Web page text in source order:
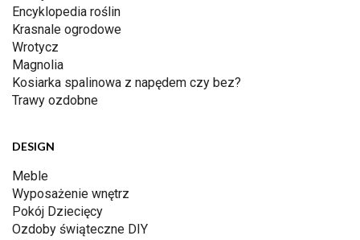
Encyklopedia roślin
Krasnale ogrodowe
Wrotycz
Magnolia
Kosiarka spalinowa z napędem czy bez?
Trawy ozdobne
DESIGN
Meble
Wyposażenie wnętrz
Pokój Dziecięcy
Ozdoby świąteczne DIY